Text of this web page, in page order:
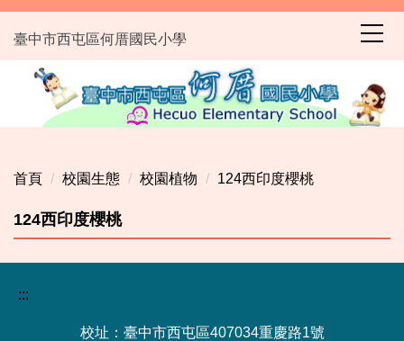
跳
到
主
臺中市西屯區何厝國民小學
首頁 校園生態 校園植物 124西印度櫻桃
124西印度櫻桃
:::
校址：臺中市西屯區407034重慶路1號